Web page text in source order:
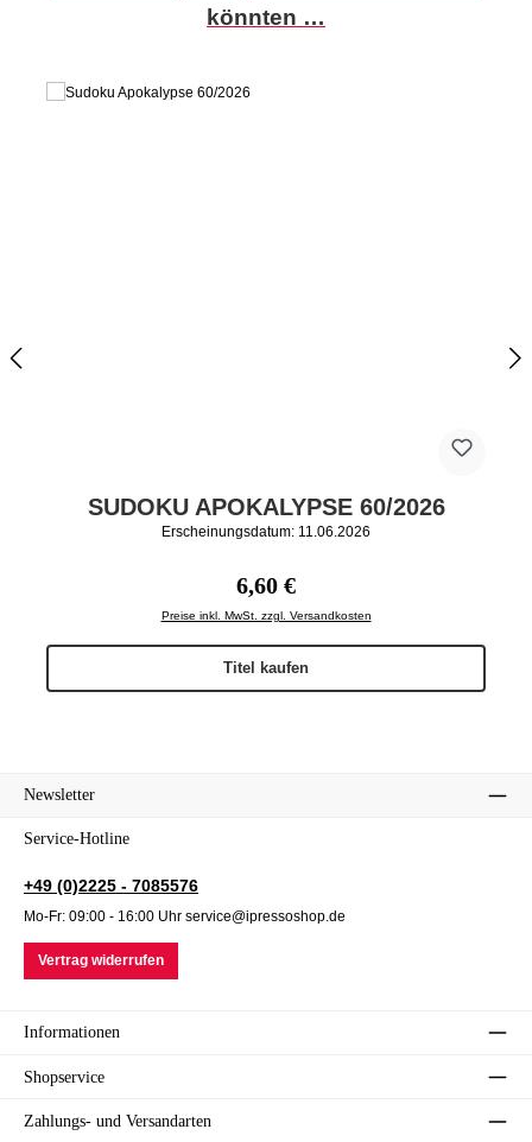
könnten …
SUDOKU APOKALYPSE 60/2026
Erscheinungsdatum: 11.06.2026
Regulärer Preis:
6,60 €
Preise inkl. MwSt. zzgl. Versandkosten
Titel kaufen
Newsletter
Service-Hotline
+49 (0)2225 - 7085576
Mo-Fr: 09:00 - 16:00 Uhr service@ipressoshop.de
Vertrag widerrufen
Informationen
Shopservice
Zahlungs- und Versandarten